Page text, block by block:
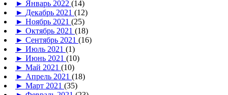
► Январь 2022 (14)
► Декабрь 2021 (12)
► Ноябрь 2021 (25)
► Октябрь 2021 (18)
► Сентябрь 2021 (16)
► Июль 2021 (1)
► Июнь 2021 (10)
► Май 2021 (10)
► Апрель 2021 (18)
► Март 2021 (35)